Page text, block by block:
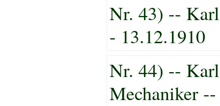
Nr. 43) --
- 13.12.1910
Nr. 44) --
Mechaniker